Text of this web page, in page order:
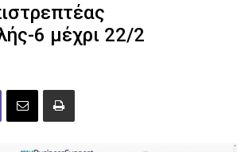
6 μέχρι 22/2